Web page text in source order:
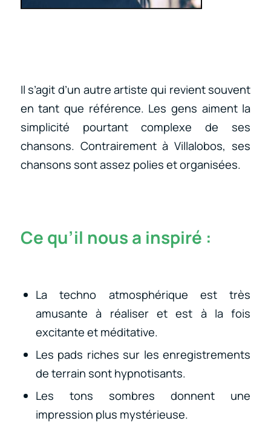
Il s’agit d’un autre artiste qui revient souvent
en tant que référence. Les gens aiment la
simplicité pourtant complexe de ses
chansons. Contrairement à Villalobos, ses
chansons sont assez polies et organisées.
Ce qu’il nous a inspiré :
La techno atmosphérique est très
amusante à réaliser et est à la fois
excitante et méditative.
Les pads riches sur les enregistrements
de terrain sont hypnotisants.
Les tons sombres donnent une
impression plus mystérieuse.